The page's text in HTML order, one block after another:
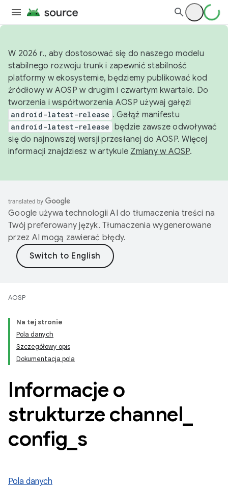
W 2026 r., aby dostosować się do naszego modelu
stabilnego rozwoju trunk i zapewnić stabilność
platformy w ekosystemie, będziemy publikować kod
źródłowy w AOSP w drugim i czwartym kwartale. Do
tworzenia i współtworzenia AOSP używaj gałęzi
android-latest-release . Gałąź manifestu
android-latest-release będzie zawsze odwoływać
się do najnowszej wersji przesłanej do AOSP. Więcej
informacji znajdziesz w artykule Zmiany w AOSP.
Google używa technologii AI do tłumaczenia treści na
Twój preferowany język. Tłumaczenia wygenerowane
przez AI mogą zawierać błędy.
AOSP
Na tej stronie
Pola danych
Szczegółowy opis
Dokumentacja pola
Informacje o
strukturze channel
config s
Pola danych